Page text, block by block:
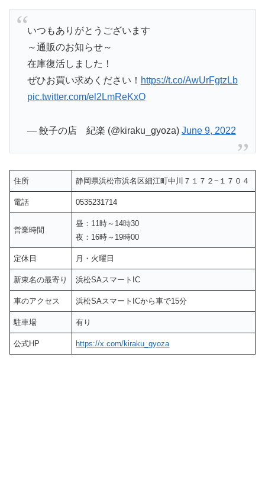
いつもありがとうございます
～通販のお知らせ～
在庫復活しました！
ぜひお買い求めください！ https://t.co/AwUrFgtzLb
pic.twitter.com/el2LmReKxO
— 餃子の店 紀楽 (@kiraku_gyoza) June 9, 2022
住所 静岡県浜松市浜名区細江町中川７１７２−１７０４
電話 0535231714
営業時間
昼：11時～14時30
夜：16時～19時00
定休日 月・火曜日
新東名の最寄り 浜松SAスマートIC
車のアクセス 浜松SAスマートICから車で15分
駐車場 有り
公式HP https://x.com/kiraku_gyoza